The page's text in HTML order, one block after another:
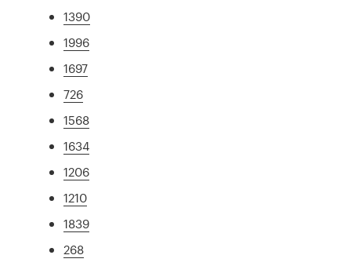
1390
1996
1697
726
1568
1634
1206
1210
1839
268